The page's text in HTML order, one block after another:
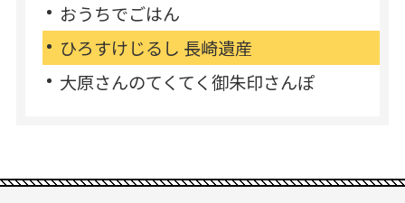
おうちでごはん
ひろすけじるし 長崎遺産
大原さんのてくてく御朱印さんぽ